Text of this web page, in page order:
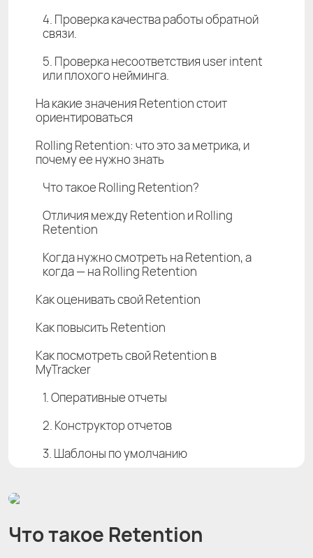
Что такое Retention
4. Проверка качества работы обратной
связи.
5. Проверка несоответствия user intent
или плохого нейминга.
На какие значения Retention стоит
ориентироваться
Rolling Retention: что это за метрика, и
почему ее нужно знать
Что такое Rolling Retention?
Отличия между Retention и Rolling
Retention
Когда нужно смотреть на Retention, а
когда — на Rolling Retention
Как оценивать свой Retention
Как повысить Retention
Как посмотреть свой Retention в
MyTracker
1. Оперативные отчеты
2. Конструктор отчетов
3. Шаблоны по умолчанию